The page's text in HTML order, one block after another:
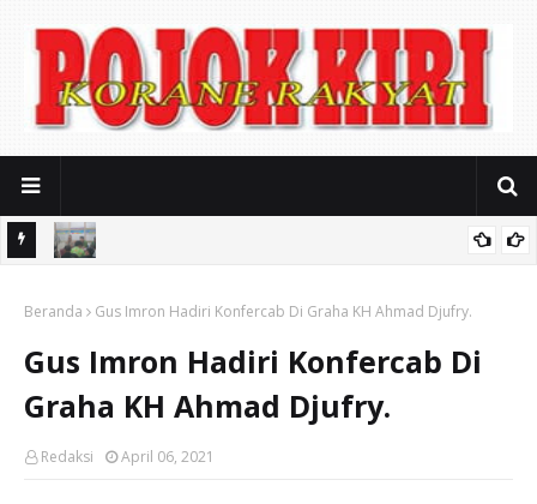
Keresahan Warga
Beranda Gus Imron Hadiri Konfercab Di Graha KH Ahmad Djufry.
Gus Imron Hadiri Konfercab Di
Graha KH Ahmad Djufry.
Redaksi April 06, 2021